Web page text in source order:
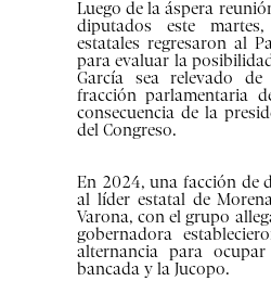
Luego de la áspera
diputados este
estatales regresaron al
para evaluar la
García sea relevado
fracción parlamentaria
consecuencia de la
del Congreso.
En 2024, una facción de
al líder estatal de
Varona, con el grupo
gobernadora
alternancia para
bancada y la Jucopo.